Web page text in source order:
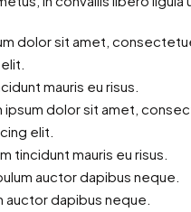
dolor sit amet,
mauris eu risus.
ipsum dolor sit amet,
elit.
tincidunt mauris eu risus.
auctor dapibus neque.
auctor dapibus neque.